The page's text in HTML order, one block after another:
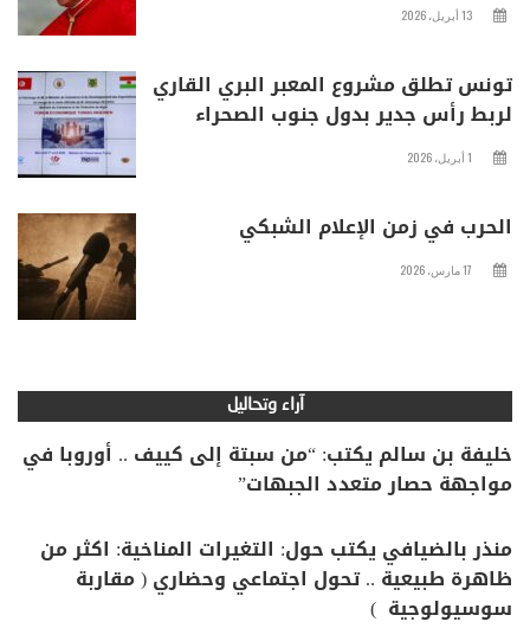
13 أبريل، 2026
تونس تطلق مشروع المعبر البري القاري
لربط رأس جدير بدول جنوب الصحراء
1 أبريل، 2026
الحرب في زمن الإعلام الشبكي
17 مارس، 2026
آراء وتحاليل
خليفة بن سالم يكتب: “من سبتة إلى كييف .. أوروبا في
مواجهة حصار متعدد الجبهات”
منذر بالضيافي يكتب حول: التغيرات المناخية: اكثر من
ظاهرة طبيعية .. تحول اجتماعي وحضاري ( مقاربة
سوسيولوجية )